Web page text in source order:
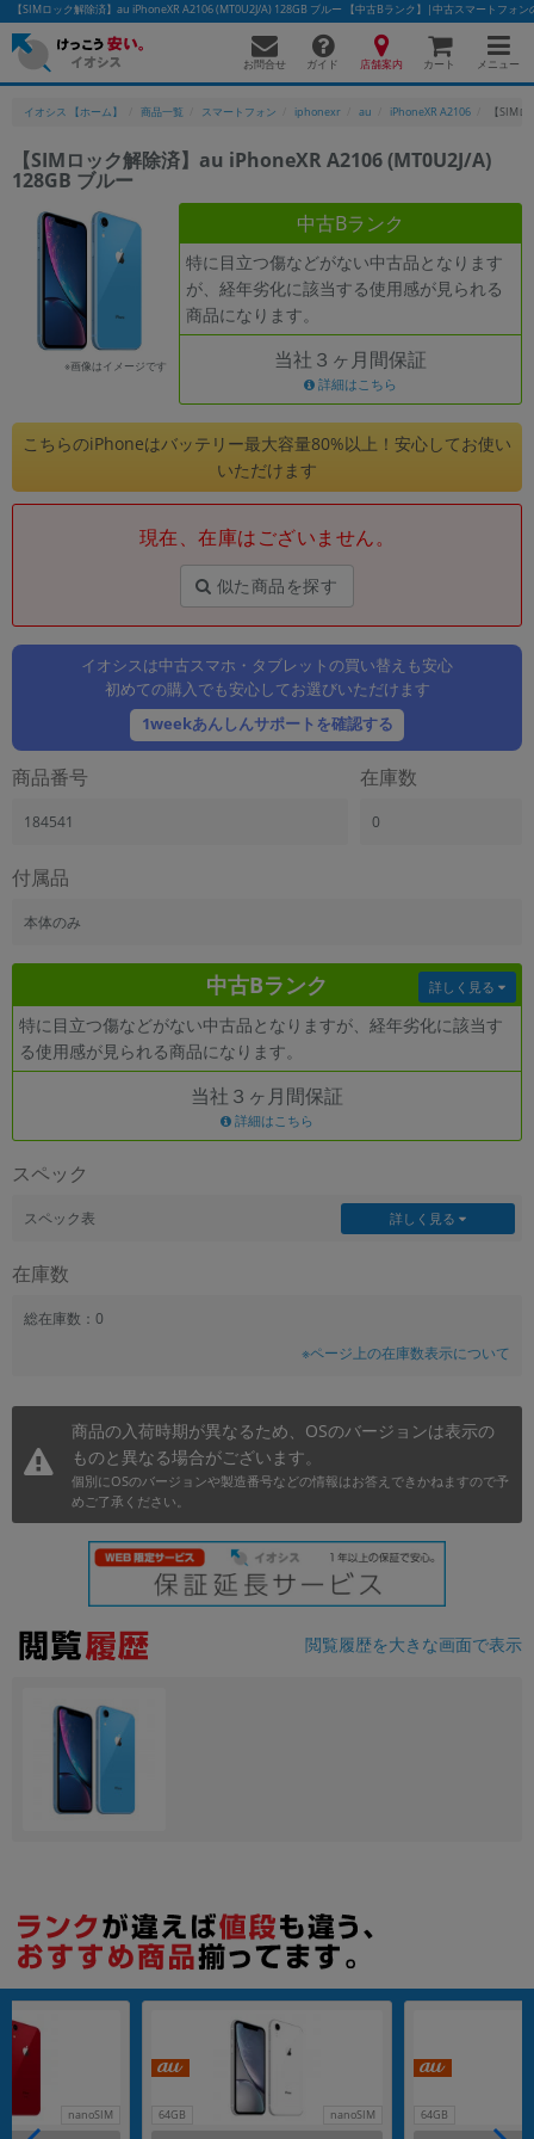
【SIMロック解除済】au iPhoneXR A2106 (MT0U2J/A) 128GB ブルー 【中古Bランク】|中古スマートフォン
お問合せ ガイド 店舗案内 カート メニュー
イオシス 【ホーム】 商品一覧 スマートフォン iphonexr au iPhoneXR A2106 【SIM
【SIMロック解除済】au iPhoneXR A2106 (MT0U2J/A)
128GB ブルー
※画像はイメージです
中古Bランク
特に目立つ傷などがない中古品となります
が、経年劣化に該当する使用感が見られる
商品になります。
当社３ヶ月間保証
詳細はこちら
こちらのiPhoneはバッテリー最大容量80%以上！安心してお使い
いただけます
現在、在庫はございません。
似た商品を探す
イオシスは中古スマホ・タブレットの買い替えも安心
初めての購入でも安心してお選びいただけます
1weekあんしんサポートを確認する
商品番号
184541
在庫数
0
付属品
本体のみ
中古Bランク
特に目立つ傷などがない中古品となりますが、経年劣化に該当す
る使用感が見られる商品になります。
詳しく見る
当社３ヶ月間保証
詳細はこちら
スペック
スペック表 詳しく見る
在庫数
総在庫数：0
※ページ上の在庫数表示について
商品の入荷時期が異なるため、OSのバージョンは表示の
ものと異なる場合がございます。
個別にOSのバージョンや製造番号などの情報はお答えできかねますので予
めご了承ください。
閲覧履歴を大きな画面で表示
nanoSIM 64GB nanoSIM 64GB
かんたんパソコン検索に切り替える
フリーワード
除外ワード
人気の検索ワード： Let's note
「スマートフォン」「タブレット」など
シリーズ
「iPhone」「Xperia」「Galaxy」など
「Apple」「SONY」「SHARP」など
機能・特徴
商品の搭載機能による絞り込み
「5G対応」「防水」「ワンセグ」など
ドライブ
ドライブの絞り込み
ランク
「新品」「未使用」「中古」など
CPU
OSの絞り込み
メモリ
年 月 まで
各項目のチェックボックスは「or検索」となります。
ただし機能別のみ「and検索」となります。